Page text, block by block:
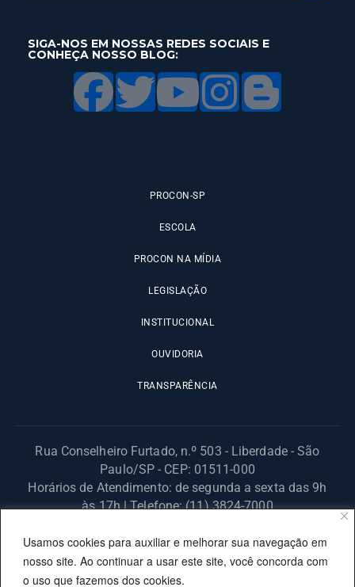
Usamos cookies para auxiliar e melhorar sua navegação em
nosso site. Ao continuar a usar este site, você concorda com
o uso que fazemos dos cookies.
SIGA-NOS EM NOSSAS REDES SOCIAIS E
CONHEÇA NOSSO BLOG:
PROCON-SP
ESCOLA
PROCON NA MÍDIA
LEGISLAÇÃO
INSTITUCIONAL
OUVIDORIA
TRANSPARÊNCIA
Rua Conselheiro Furtado, n.º 503 - Liberdade - São
Paulo/SP - CEP: 01511-000
Horários de Atendimento: de segunda a sexta das 9h
às 17h | Telefone: (11) 3824-7000
© 2025 Fundação Procon – SP – Todos os direitos reservados. |
Site desenvolvido pela PRODESP.